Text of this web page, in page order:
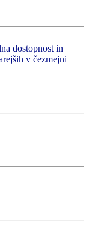
dostopnost in
v čezmejni